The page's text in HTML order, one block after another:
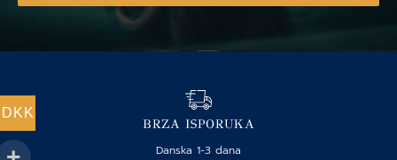
BRZA ISPORUKA
Danska 1-3 dana
DKK